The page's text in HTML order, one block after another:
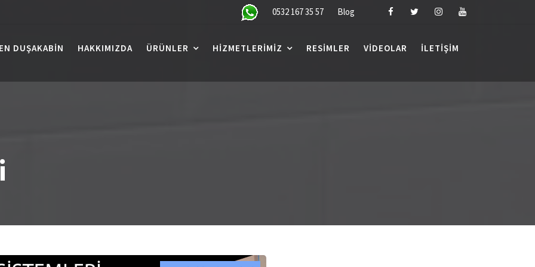
0532 167 35 57 Blog
DUŞAKABIN HAKKIMIZDA ÜRÜNLER HIZMETLERIMIZ RESIMLER VIDEOLAR İLETIŞIM